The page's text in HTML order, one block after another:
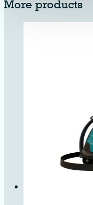
More products